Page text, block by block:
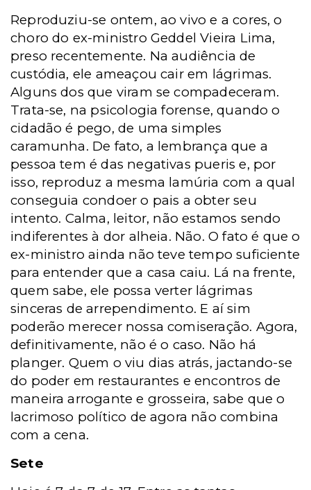
Reproduziu-se ontem, ao vivo e a cores, o
choro do ex-ministro Geddel Vieira Lima,
preso recentemente. Na audiência de
custódia, ele ameaçou cair em lágrimas.
Alguns dos que viram se compadeceram.
Trata-se, na psicologia forense, quando o
cidadão é pego, de uma simples
caramunha. De fato, a lembrança que a
pessoa tem é das negativas pueris e, por
isso, reproduz a mesma lamúria com a qual
conseguia condoer o pais a obter seu
intento. Calma, leitor, não estamos sendo
indiferentes à dor alheia. Não. O fato é que o
ex-ministro ainda não teve tempo suficiente
para entender que a casa caiu. Lá na frente,
quem sabe, ele possa verter lágrimas
sinceras de arrependimento. E aí sim
poderão merecer nossa comiseração. Agora,
definitivamente, não é o caso. Não há
planger. Quem o viu dias atrás, jactando-se
do poder em restaurantes e encontros de
maneira arrogante e grosseira, sabe que o
lacrimoso político de agora não combina
com a cena.
Sete